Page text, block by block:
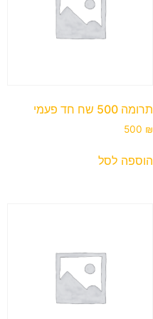
תרומה 500 שח חד פעמי
500 ₪
הוספה לסל